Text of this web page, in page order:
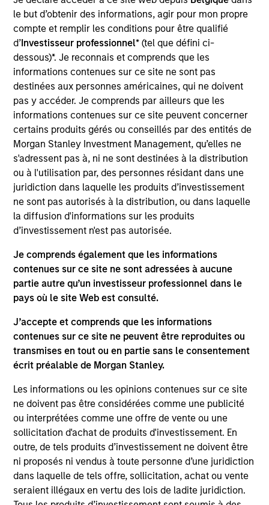
le but d’obtenir des informations, agir pour mon propre
compte et remplir les conditions pour être qualifié
d’Investisseur professionnel* (tel que défini ci-
dessous)*. Je reconnais et comprends que les
informations contenues sur ce site ne sont pas
destinées aux personnes américaines, qui ne doivent
pas y accéder. Je comprends par ailleurs que les
informations contenues sur ce site peuvent concerner
certains produits gérés ou conseillés par des entités de
Morgan Stanley Investment Management, qu’elles ne
s'adressent pas à, ni ne sont destinées à la distribution
ou à l'utilisation par, des personnes résidant dans une
juridiction dans laquelle les produits d’investissement
ne sont pas autorisés à la distribution, ou dans laquelle
la diffusion d'informations sur les produits
d’investissement n'est pas autorisée.
Je comprends également que les informations
contenues sur ce site ne sont adressées à aucune
partie autre qu’un investisseur professionnel dans le
pays où le site Web est consulté.
J’accepte et comprends que les informations
contenues sur ce site ne peuvent être reproduites ou
transmises en tout ou en partie sans le consentement
écrit préalable de Morgan Stanley.
Les informations ou les opinions contenues sur ce site
ne doivent pas être considérées comme une publicité
ou interprétées comme une offre de vente ou une
sollicitation d'achat de produits d'investissement. En
outre, de tels produits d’investissement ne doivent être
ni proposés ni vendus à toute personne d’une juridiction
dans laquelle de tels offre, sollicitation, achat ou vente
seraient illégaux en vertu des lois de ladite juridiction.
corporate insurance brokerage firm in Hong Kong.
View Site
Investment Team
Morgan Stanley Private Equity Asia
As of July 25, 2025. The above is provided for informational
and educational purposes only. There is no guarantee that
the investment mentioned resulted in positive performance
(for realized holdings), or will perform well in the future (for
current holdings). The trademarks and service marks above
are the property of their respective owners. The information
on this website has not been authorized, sponsored, or
otherwise approved by such owners. By clicking on any
links shown here, you agree that you are navigating to a
third party site. We are providing these hyperlinks to you
only as a convenience and the inclusion of any hyperlink is
not and does not imply any endorsement, approval,
investigation, verification or monitoring by us of any
information contained in any hyperlinked site. In no event
shall we be responsible for the information contained on
the site or your use of such site.